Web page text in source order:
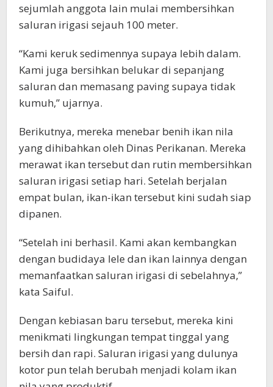
sejumlah anggota lain mulai membersihkan
saluran irigasi sejauh 100 meter.
“Kami keruk sedimennya supaya lebih dalam.
Kami juga bersihkan belukar di sepanjang
saluran dan memasang paving supaya tidak
kumuh,” ujarnya.
Berikutnya, mereka menebar benih ikan nila
yang dihibahkan oleh Dinas Perikanan. Mereka
merawat ikan tersebut dan rutin membersihkan
saluran irigasi setiap hari. Setelah berjalan
empat bulan, ikan-ikan tersebut kini sudah siap
dipanen.
“Setelah ini berhasil. Kami akan kembangkan
dengan budidaya lele dan ikan lainnya dengan
memanfaatkan saluran irigasi di sebelahnya,”
kata Saiful.
Dengan kebiasan baru tersebut, mereka kini
menikmati lingkungan tempat tinggal yang
bersih dan rapi. Saluran irigasi yang dulunya
kotor pun telah berubah menjadi kolam ikan